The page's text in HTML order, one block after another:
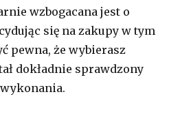
wzbogacana jest o
się na zakupy w tym
pewna, że wybierasz
dokładnie sprawdzony